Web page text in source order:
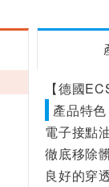
【德國
產品特色
電子接點
徹底移除
良好的穿